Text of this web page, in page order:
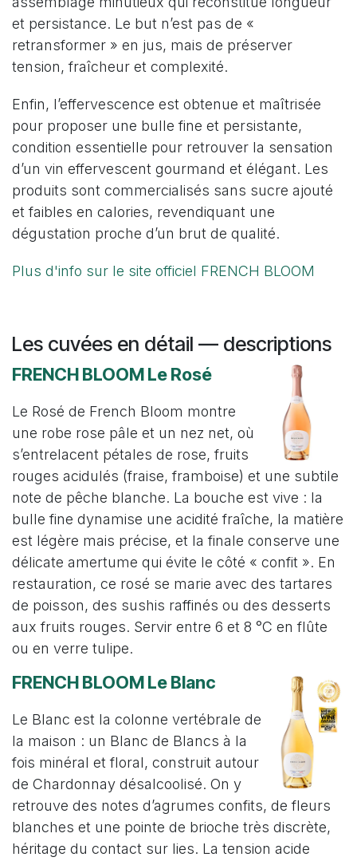
et persistance. Le but n’est pas de «
retransformer » en jus, mais de préserver
tension, fraîcheur et complexité.
Enfin, l’effervescence est obtenue et maîtrisée
pour proposer une bulle fine et persistante,
condition essentielle pour retrouver la sensation
d’un vin effervescent gourmand et élégant. Les
produits sont commercialisés sans sucre ajouté
et faibles en calories, revendiquant une
dégustation proche d’un brut de qualité.
Plus d'info sur le site officiel FRENCH BLOOM
Les cuvées en détail — descriptions
FRENCH BLOOM Le Rosé
Le Rosé de French Bloom montre
une robe rose pâle et un nez net, où
s’entrelacent pétales de rose, fruits
rouges acidulés (fraise, framboise) et une subtile
note de pêche blanche. La bouche est vive : la
bulle fine dynamise une acidité fraîche, la matière
est légère mais précise, et la finale conserve une
délicate amertume qui évite le côté « confit ». En
restauration, ce rosé se marie avec des tartares
de poisson, des sushis raffinés ou des desserts
aux fruits rouges. Servir entre 6 et 8 °C en flûte
ou en verre tulipe.
FRENCH BLOOM Le Blanc
Le Blanc est la colonne vertébrale de
la maison : un Blanc de Blancs à la
fois minéral et floral, construit autour
de Chardonnay désalcoolisé. On y
retrouve des notes d’agrumes confits, de fleurs
blanches et une pointe de brioche très discrète,
héritage du contact sur lies. La tension acide